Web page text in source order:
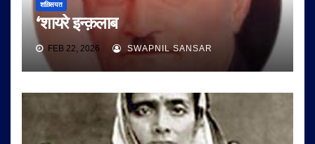
शख़्सियत
‘शायरे इन्क़लाब
FEB 22, 2026 SWAPNIL SANSAR